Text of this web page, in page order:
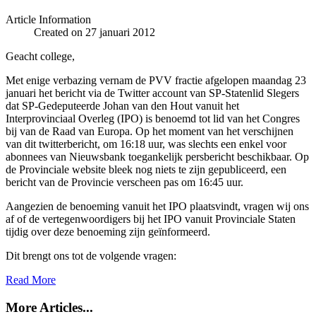
Article Information
Created on 27 januari 2012
Geacht college,
Met enige verbazing vernam de PVV fractie afgelopen maandag 23
januari het bericht via de Twitter account van SP-Statenlid Slegers
dat SP-Gedeputeerde Johan van den Hout vanuit het
Interprovinciaal Overleg (IPO) is benoemd tot lid van het Congres
bij van de Raad van Europa. Op het moment van het verschijnen
van dit twitterbericht, om 16:18 uur, was slechts een enkel voor
abonnees van Nieuwsbank toegankelijk persbericht beschikbaar. Op
de Provinciale website bleek nog niets te zijn gepubliceerd, een
bericht van de Provincie verscheen pas om 16:45 uur.
Aangezien de benoeming vanuit het IPO plaatsvindt, vragen wij ons
af of de vertegenwoordigers bij het IPO vanuit Provinciale Staten
tijdig over deze benoeming zijn geïnformeerd.
Dit brengt ons tot de volgende vragen:
Read More
More Articles...